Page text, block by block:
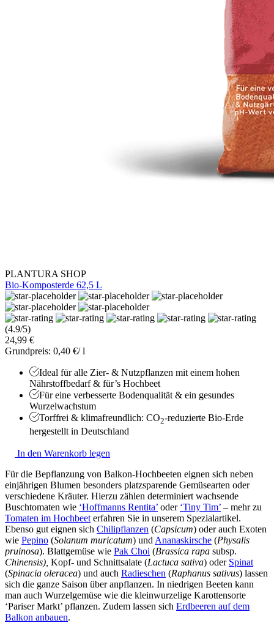
PLANTURA SHOP
Bio-Komposterde 62,5 L
(4.9/5)
24,99 €
Grundpreis: 0,40 €/ l
Ideal für alle Zier- & Nutzpflanzen mit einem hohen
Nährstoffbedarf & für’s Hochbeet
Für eine verbesserte Bodenqualität & ein gesundes
Wurzelwachstum
Torffrei & klimafreundlich: CO2-reduzierte Bio-Erde
hergestellt in Deutschland
In den Warenkorb legen
Für die Bepflanzung von Balkon-Hochbeeten eignen sich neben
einjährigen Blumen besonders platzsparende Gemüsearten oder
verschiedene Kräuter. Hierzu zählen determiniert wachsende
Buschtomaten wie ‘Hoffmanns Rentita’ oder ‘Tiny Tim’ – mehr zu
Tomaten im Hochbeet erfahren Sie in unserem Spezialartikel.
Ebenso gut eignen sich Chilipflanzen (Capsicum) oder auch Exoten
wie Pepino (Solanum muricatum) und Ananaskirsche (Physalis
pruinosa). Blattgemüse wie Pak Choi (Brassica rapa subsp.
Chinensis), Kopf- und Schnittsalate (Lactuca sativa) oder Spinat
(Spinacia oleracea) und auch Radieschen (Raphanus sativus) lassen
sich die ganze Saison über anpflanzen. In niedrigen Beeten kann
man auch Wurzelgemüse wie die kleinwurzelige Karottensorte
‘Pariser Markt’ pflanzen. Zudem lassen sich Erdbeeren auf dem
Balkon anbauen.